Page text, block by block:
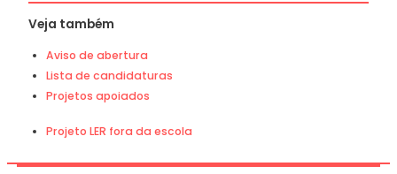
Veja também
Aviso de abertura
Lista de candidaturas
Projetos apoiados
Projeto LER fora da escola